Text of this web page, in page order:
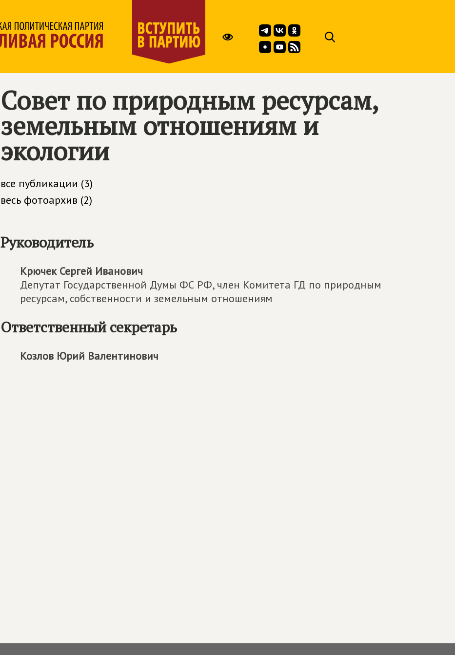
Совет по природным ресурсам,
земельным отношениям и
экологии
все публикации (3)
весь фотоархив (2)
Руководитель
Крючек Сергей Иванович
Депутат Государственной Думы ФС РФ, член Комитета ГД по природным
ресурсам, собственности и земельным отношениям
Ответственный секретарь
Козлов Юрий Валентинович